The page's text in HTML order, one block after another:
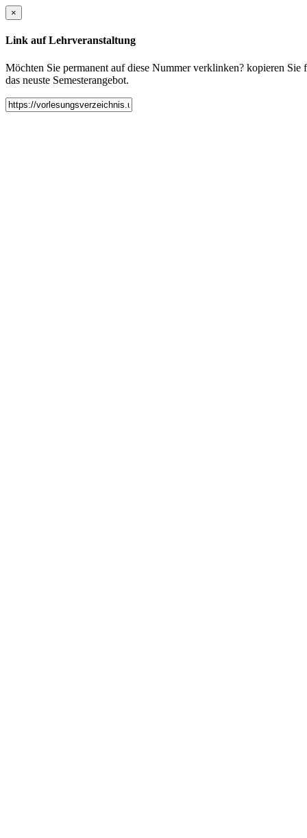
×
Link auf Lehrveranstaltung
Möchten Sie permanent auf diese Nummer verklinken? kopieren
das neuste Semesterangebot.